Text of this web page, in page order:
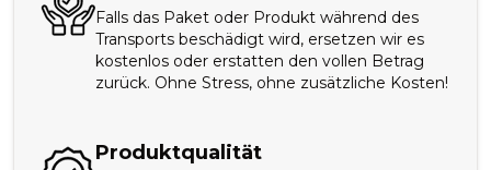
Falls das Paket oder Produkt während des
Transports beschädigt wird, ersetzen wir es
kostenlos oder erstatten den vollen Betrag
zurück. Ohne Stress, ohne zusätzliche Kosten!
Produktqualität